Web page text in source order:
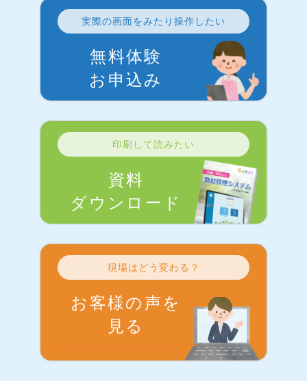
実際の画面をみたり操作したい
無料体験
お申込み
印刷して読みたい
資料
ダウンロード
現場はどう変わる？
お客様の声を
見る